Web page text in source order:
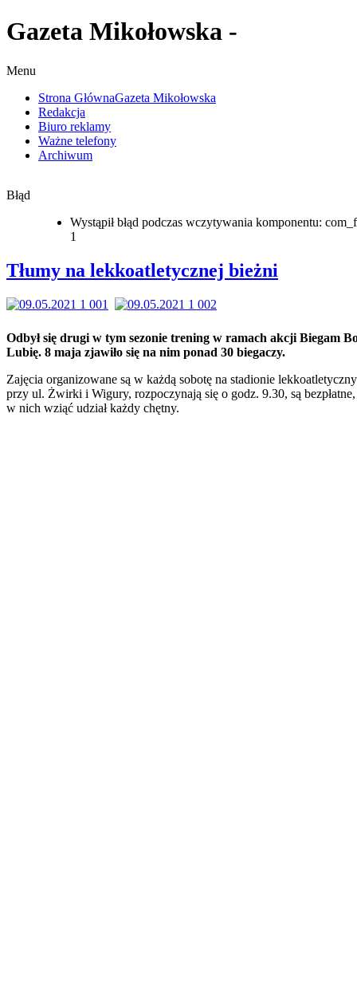
Gazeta Mikołowska -
Menu
Strona GłównaGazeta Mikołowska
Redakcja
Biuro reklamy
Ważne telefony
Archiwum
Błąd
Wystąpił błąd podczas wczytywania komponentu:
1
Tłumy na lekkoatletycznej bieżni
Odbył się drugi w tym sezonie trening w ramach akcji Biegam
Lubię. 8 maja zjawiło się na nim ponad 30 biegaczy.
Zajęcia organizowane są w każdą sobotę na stadionie
przy ul. Żwirki i Wigury, rozpoczynają się o godz. 9.30, są
w nich wziąć udział każdy chętny.